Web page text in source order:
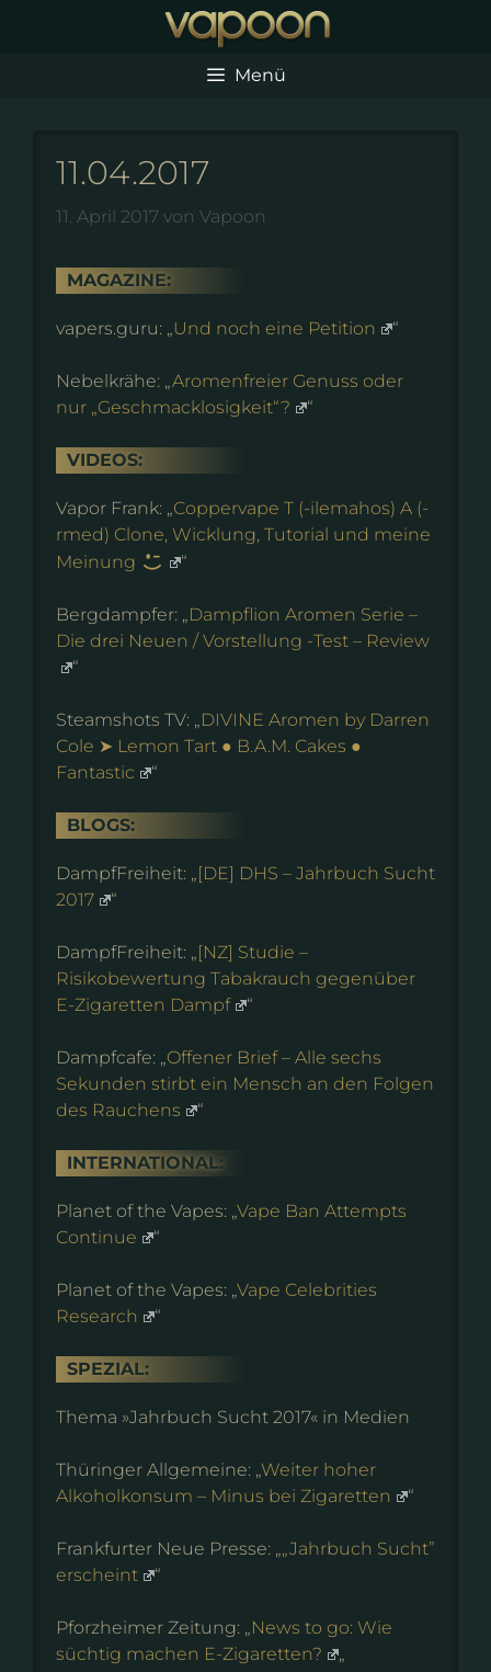
Menü
11.04.2017
11. April 2017 von Vapoon
MAGAZINE:
vapers.guru: „ Und noch eine Petition “
Nebelkrähe: „ Aromenfreier Genuss oder
nur „Geschmacklosigkeit“?
“
VIDEOS:
Vapor Frank: „ Coppervape T (-ilemahos) A (-
rmed) Clone, Wicklung, Tutorial und meine
Meinung
“
Bergdampfer: „ Dampflion Aromen Serie –
Die drei Neuen / Vorstellung -Test – Review
“
Steamshots TV: „ DIVINE Aromen by Darren
Cole ➤ Lemon Tart ● B.A.M. Cakes ●
Fantastic
“
BLOGS:
DampfFreiheit: „ [DE] DHS – Jahrbuch Sucht
2017
“
DampfFreiheit: „ [NZ] Studie –
Risikobewertung Tabakrauch gegenüber
E-Zigaretten Dampf
“
Dampfcafe: „ Offener Brief – Alle sechs
Sekunden stirbt ein Mensch an den Folgen
des Rauchens
“
INTERNATIONAL:
Planet of the Vapes: „Vape Ban Attempts
Continue
“
Planet of the Vapes: „Vape Celebrities
Research
“
SPEZIAL:
Thema »Jahrbuch Sucht 2017« in Medien
Thüringer Allgemeine: „ Weiter hoher
Alkoholkonsum – Minus bei Zigaretten
“
Frankfurter Neue Presse: „ „Jahrbuch Sucht”
erscheint
“
Pforzheimer Zeitung: „ News to go: Wie
süchtig machen E-Zigaretten?
„